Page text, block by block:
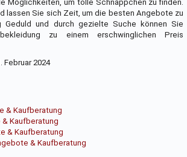
Möglichkeiten, um tolle Schnäppchen zu finden.
lassen Sie sich Zeit, um die besten Angebote zu
Geduld und durch gezielte Suche können Sie
zu einem erschwinglichen Preis
2024
& Kaufberatung
Kaufberatung
& Kaufberatung
& Kaufberatung